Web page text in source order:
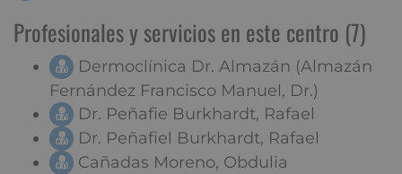
Profesionales y servicios en este centro (7)
Dermoclínica Dr. Almazán (Almazán
Fernández Francisco Manuel, Dr.)
Dr. Peñafie Burkhardt, Rafael
Dr. Peñafiel Burkhardt, Rafael
Cañadas Moreno, Obdulia